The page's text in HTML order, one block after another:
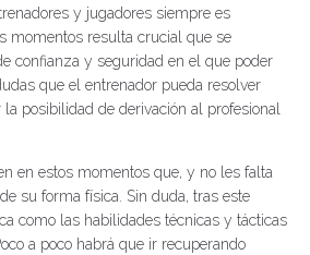
y jugadores siempre es
momentos resulta crucial que se
confianza y seguridad en el que poder
que el entrenador pueda resolver
posibilidad de derivación al profesional
en estos momentos que, y no les falta
su forma física. Sin duda, tras este
como las habilidades técnicas y tácticas
a poco habrá que ir recuperando